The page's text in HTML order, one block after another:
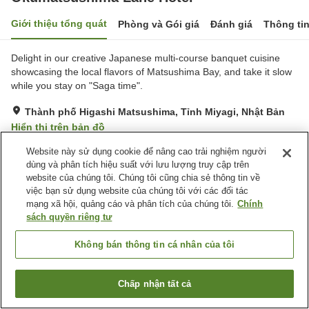
Giới thiệu tổng quát Phòng và Gói giá Đánh giá Thông
Delight in our creative Japanese multi-course banquet cuisine
showcasing the local flavors of Matsushima Bay, and take it slow
while you stay on "Saga time".
Thành phố Higashi Matsushima, Tỉnh Miyagi, Nhật Bản
Hiển thị trên bản đồ
Tuyệt vời Đánh giá:160lượt
Tiện nghi chỗ nghỉ
Bãi đỗ xe
Nhật Bản
Tỉnh Miyagi
Thành phố Higashi Matsushima
Okumatsushima Lane Hotel
Tìm phòng trống
Website này sử dụng cookie để nâng cao trải nghiệm người
dùng và phân tích hiệu suất với lưu lượng truy cập trên
website của chúng tôi. Chúng tôi cũng chia sẻ thông tin về
việc bạn sử dụng website của chúng tôi với các đối tác
mạng xã hội, quảng cáo và phân tích của chúng tôi. Chính
sách quyền riêng tư
Không bán thông tin cá nhân của tôi
Chấp nhận tất cả